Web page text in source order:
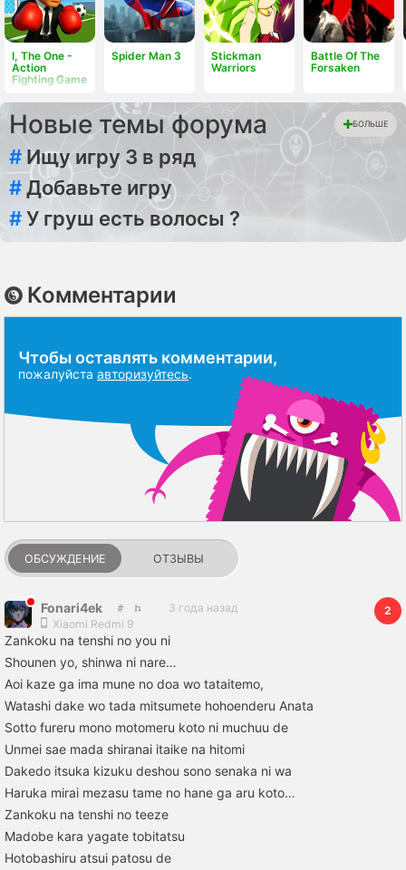
I, The One -
Action
Fighting Game
Spider Man 3
Stickman
Warriors
Battle Of The
Forsaken
Новые темы форума БОЛЬШЕ
# Ищу игру 3 в ряд
#Добавьте игру
#У груш есть волосы ?
Комментарии
Чтобы оставлять комментарии,
пожалуйста авторизуйтесь.
ОБСУЖДЕНИЕ ОТЗЫВЫ
Fonari4ek
3 года назад
Xiaomi Redmi 9
2
Zankoku na tenshi no you ni
Shounen yo, shinwa ni nare…
Aoi kaze ga ima mune no doa wo tataitemo,
Watashi dake wo tada mitsumete hohoenderu Anata
Sotto fureru mono motomeru koto ni muchuu de
Unmei sae mada shiranai itaike na hitomi
Dakedo itsuka kizuku deshou sono senaka ni wa
Haruka mirai mezasu tame no hane ga aru koto…
Zankoku na tenshi no teeze
Madobe kara yagate tobitatsu
Hotobashiru atsui patosu de